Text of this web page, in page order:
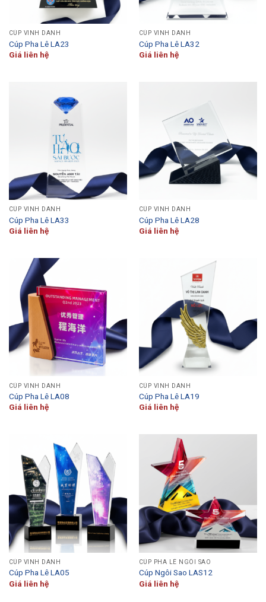
CÚP VINH DANH
Cúp Pha Lê LA23
Giá liên hệ
CÚP VINH DANH
Cúp Pha Lê LA32
Giá liên hệ
CÚP VINH DANH
Cúp Pha Lê LA33
Giá liên hệ
CÚP VINH DANH
Cúp Pha Lê LA28
Giá liên hệ
CÚP VINH DANH
Cúp Pha Lê LA08
Giá liên hệ
CÚP VINH DANH
Cúp Pha Lê LA19
Giá liên hệ
CÚP VINH DANH
Cúp Pha Lê LA05
Giá liên hệ
CÚP PHA LÊ NGÔI SAO
Cúp Ngôi Sao LAS12
Giá liên hệ